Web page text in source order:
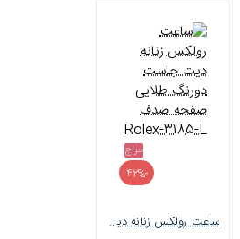
حراج
-42%
ساعت رولکس زنانه دیت جاست دورنگ طلایی صفحه صدف Rolex-3185-L